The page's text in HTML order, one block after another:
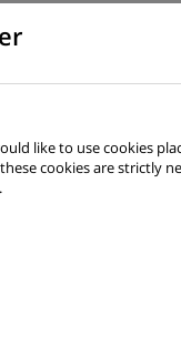
i Analiz
Asia
like to use cookies
cookies are strictly